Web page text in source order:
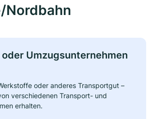
Nordbahn
Umzugsunternehmen
oder anderes Transportgut –
verschiedenen Transport- und
erhalten.